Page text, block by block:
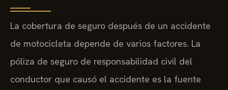
La cobertura de seguro después de un accidente
de motocicleta depende de varios factores. La
póliza de seguro de responsabilidad civil del
conductor que causó el accidente es la fuente